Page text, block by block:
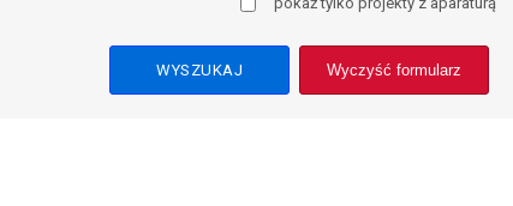
Wyczyść formularz